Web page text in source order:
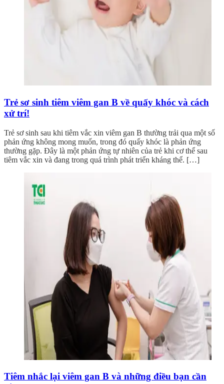
Trẻ sơ sinh tiêm viêm gan B về quấy khóc và cách
xử trí!
Trẻ sơ sinh sau khi tiêm vắc xin viêm gan B thường trải qua một số
phản ứng không mong muốn, trong đó quấy khóc là phản ứng
thường gặp. Đây là một phản ứng tự nhiên của trẻ khi cơ thể sau
tiêm vắc xin và đang trong quá trình phát triển kháng thể. […]
Tiêm nhắc lại viêm gan B và những điều bạn cần